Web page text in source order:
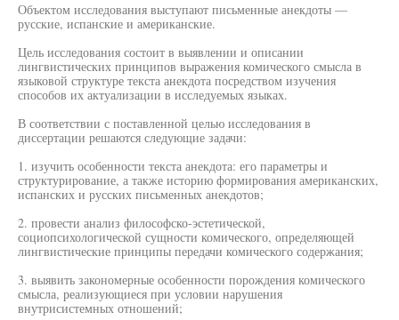
Объектом исследования выступают письменные анекдоты —
русские, испанские и американские.
Цель исследования состоит в выявлении и описании
лингвистических принципов выражения комического смысла в
языковой структуре текста анекдота посредством изучения
способов их актуализации в исследуемых языках.
В соответствии с поставленной целью исследования в
диссертации решаются следующие задачи:
1. изучить особенности текста анекдота: его параметры и
структурирование, а также историю формирования американских,
испанских и русских письменных анекдотов;
2. провести анализ философско-эстетической,
социопсихологической сущности комического, определяющей
лингвистические принципы передачи комического содержания;
3. выявить закономерные особенности порождения комического
смысла, реализующиеся при условии нарушения
внутрисистемных отношений;